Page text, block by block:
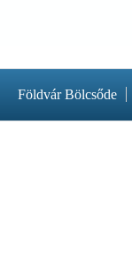
Földvár Bölcsőde